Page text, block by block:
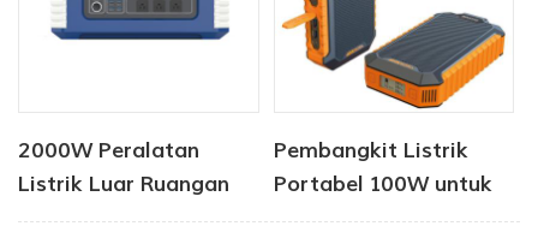
2000W Peralatan
Listrik Luar Ruangan
Portabel Generator
Pembangkit Listrik
Portabel 100W untuk
Memancing Berkemah